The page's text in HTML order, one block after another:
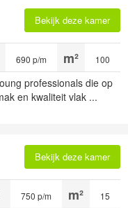
Bekijk deze kamer
100
690 p/m
professionals die op
en kwaliteit vlak ...
Bekijk deze kamer
15
750 p/m